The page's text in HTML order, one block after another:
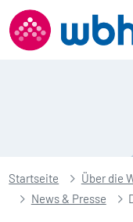
Startseite Über die
News & Presse